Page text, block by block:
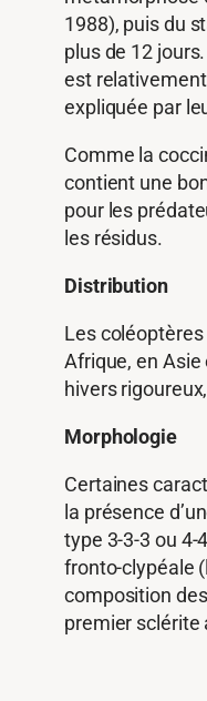
1988), puis du
plus de 12
est
expliquée par
Comme la
contient une
pour les
les résidus.
Distribution
Les
Afrique, en Asie
hivers
Morphologie
Certaines
la présence
type 3-3-3 ou 4-
fronto-clypéale
composition
premier sclérite